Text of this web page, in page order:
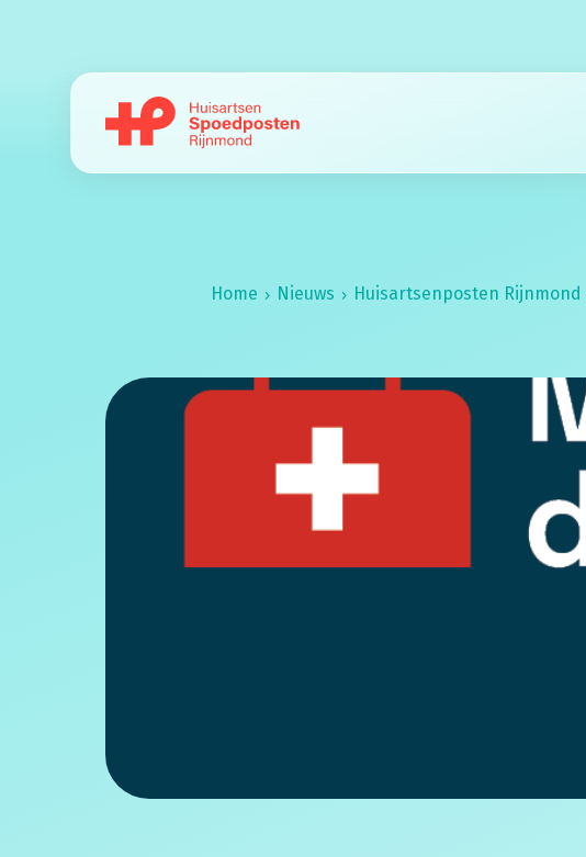
Home Nieuws Huisartsenposten Rijnmond